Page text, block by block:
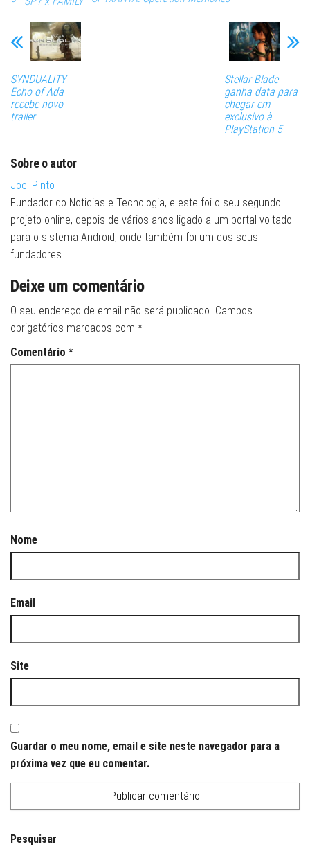
SYNDUALITY
Echo of Ada
recebe novo
trailer
Stellar Blade
ganha data para
chegar em
exclusivo à
PlayStation 5
Sobre o autor
Joel Pinto
Fundador do Noticias e Tecnologia, e este foi o seu segundo
projeto online, depois de vários anos ligado a um portal voltado
para o sistema Android, onde também foi um dos seus
fundadores.
Deixe um comentário
O seu endereço de email não será publicado. Campos
obrigatórios marcados com *
Comentário *
Nome
Email
Site
Guardar o meu nome, email e site neste navegador para a
próxima vez que eu comentar.
Pesquisar